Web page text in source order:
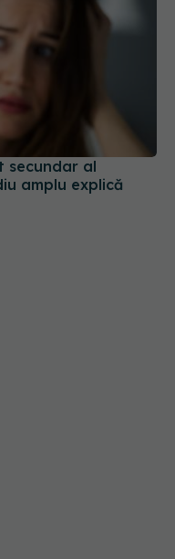
secundar al
amplu explică